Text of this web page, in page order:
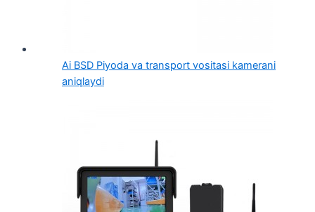
Ai BSD Piyoda va transport vositasi kamerani
aniqlaydi